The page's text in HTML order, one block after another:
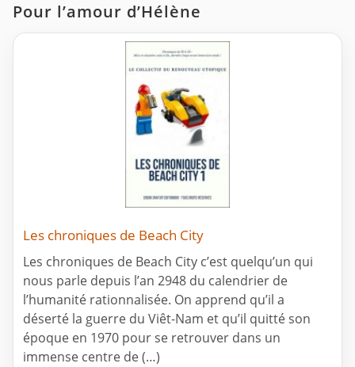
Pour l’amour d’Hélène
Les chroniques de Beach City
Les chroniques de Beach City c’est quelqu’un qui
nous parle depuis l’an 2948 du calendrier de
l’humanité rationnalisée. On apprend qu’il a
déserté la guerre du Viêt-Nam et qu’il quitté son
époque en 1970 pour se retrouver dans un
immense centre de (…)